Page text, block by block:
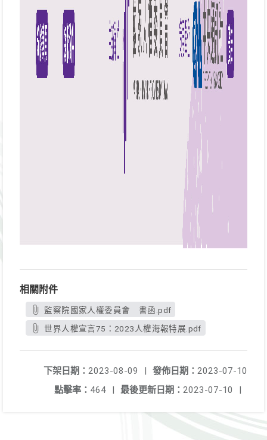
相關附件
監察院國家人權委員會 書函.pdf
世界人權宣言75：2023人權海報特展.pdf
發佈日期： 2023-07-10
下架日期： 2023-08-09
|
最後更新日期： 2023-07-10 |
點擊率： 464 |